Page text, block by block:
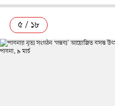
৫ / ১৮